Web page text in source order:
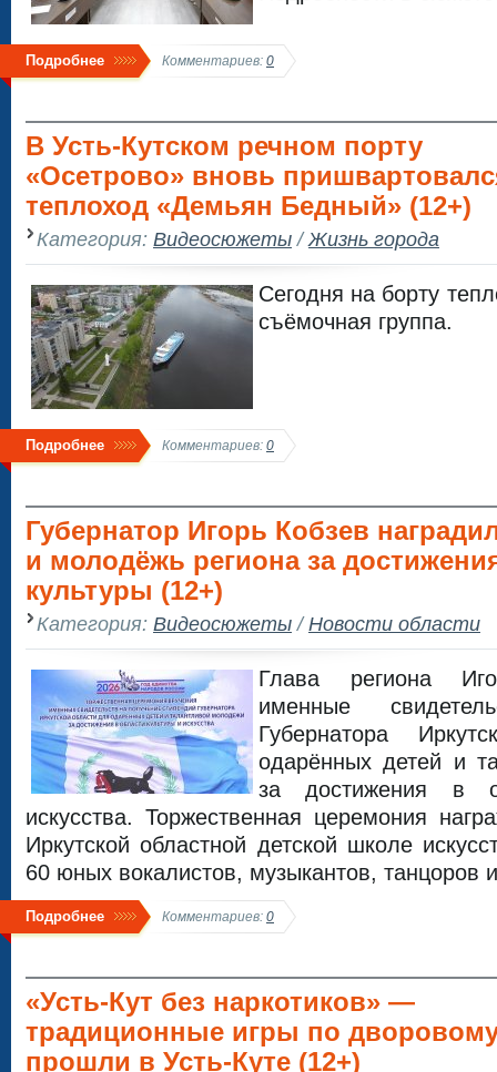
Подробнее Комментариев: 0
В Усть-Кутском речном порту
«Осетрово» вновь
теплоход «Демьян Бедный» (12+)
Категория: Видеосюжеты/Жизнь города
Сегодня на борту
съёмочная группа.
Подробнее Комментариев: 0
Губернатор Игорь Кобзев
и молодёжь региона за
культуры (12+)
Категория: Видеосюжеты/Новости области
Глава региона
именные
Губернатора
одарённых детей и
за достижения в
искусства. Торжественная церемония
Иркутской областной детской школе
60 юных вокалистов, музыкантов, танцоров
Подробнее Комментариев: 0
«Усть-Кут без наркотиков» —
традиционные игры по
прошли в Усть-Куте (12+)